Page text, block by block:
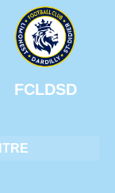
FCLDSD